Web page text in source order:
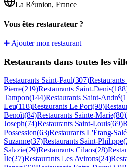
La Réunion, France
Vous êtes restaurateur ?
➕ Ajouter mon restaurant
Restaurants dans toutes les
Restaurants Saint-Paul(307)Restaurants
Pierre(219)Restaurants Saint-Denis(188
Tampon(144)Restaurants Saint-André(
Leu(118)Restaurants Le Port(98)
Benoît(84)Restaurants Sainte-Marie(80)
Joseph(74)Restaurants Saint-Louis(69)
Possession(63)Restaurants L'Étang-Salé
Suzanne(37)Restaurants Saint-Philippe(
Salazie(29)Restaurants Cilaos(28)
Île(27)Restaurants Les Avirons(24)